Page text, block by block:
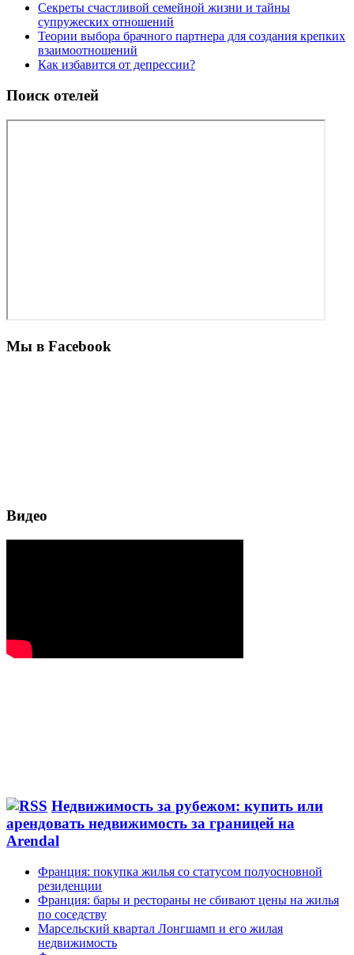
Секреты счастливой семейной жизни и тайны
супружеских отношений
Теории выбора брачного партнера для создания крепких
взаимоотношений
Как избавится от депрессии?
Поиск отелей
Мы в Facebook
Видео
Недвижимость за рубежом: купить или
арендовать недвижимость за границей на
Arendal
Франция: покупка жилья со статусом полуосновной
резиденции
Франция: бары и рестораны не сбивают цены на жилья
по соседству
Марсельский квартал Лонгшамп и его жилая
недвижимость